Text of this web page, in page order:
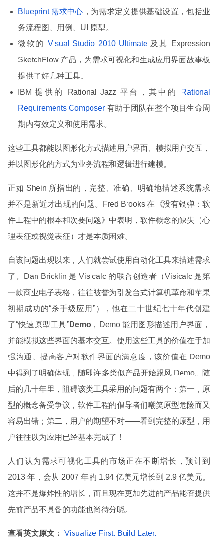
Blueprint 需求中心 ，为需求定义提供基础设置，包括业
务流程图、用例、UI 原型。
微软的 Visual Studio 2010 Ultimate 及其 Expression
SketchFlow 产品，为需求可视化和生成应用界面故事板
提供了好几种工具。
IBM 提供的 Rational Jazz 平台，其中的
Rational
Requirements Composer 有助于团队在整个项目生命周
期内有效定义和使用需求。
这些工具都能以图形化方式描述用户界面、模拟用户交互，
并以图形化的方式为业务流程和逻辑进行建模。
正如 Shein 所指出的，完整、准确、明确地描述系统需求
并不是新近才出现的问题。Fred Brooks 在《没有银弹：软
件工程中的根本和次要问题》中表明，软件概念的缺失（心
理表征或视觉表征）才是本质困难。
自该问题出现以来，人们就尝试使用自动化工具来描述需求
了。Dan Bricklin 是 Visicalc 的联合创造者（Visicalc 是第
一款商业电子表格，往往被誉为引发台式计算机革命和苹果
初期成功的“杀手级应用”），他在二十世纪七十年代创建
了“快速原型工具”Demo，Demo 能用图形描述用户界面，
并能模拟这些界面的基本交互。使用这些工具的价值在于加
强沟通、提高客户对软件界面的满意度，该价值在 Demo
中得到了明确体现，随即许多类似产品开始跟风 Demo。随
后的几十年里，阻碍该类工具采用的问题有两个：第一，原
型的概念备受争议，软件工程的倡导者们嘲笑原型危险而又
容易出错；第二，用户的期望不对——看到完整的原型，用
户往往以为应用已经基本完成了！
人们认为需求可视化工具的市场正在不断增长，预计到
2013 年，会从 2007 年的 1.94 亿美元增长到 2.9 亿美元。
这并不是爆炸性的增长，而且现在更加先进的产品能否提供
先前产品不具备的功能也尚待分晓。
查看英文原文： Visualize First. Build Later.